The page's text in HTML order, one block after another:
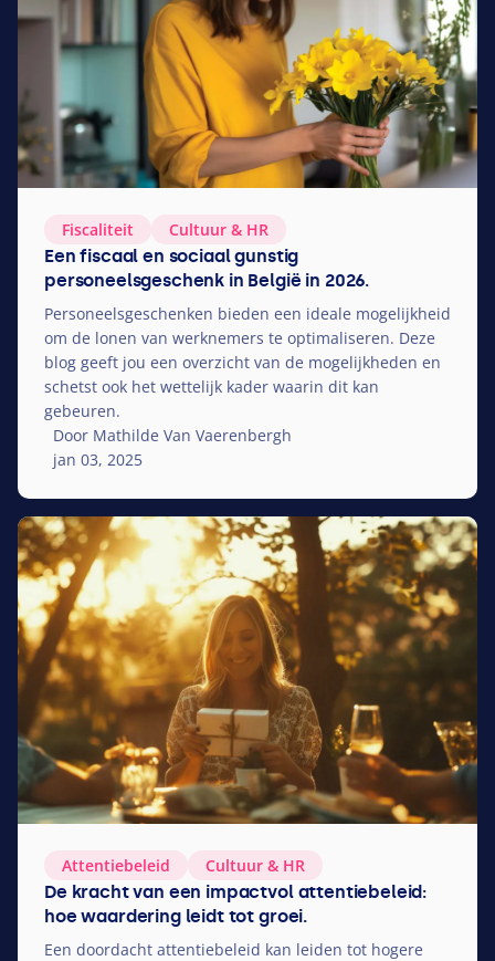
Fiscaliteit Cultuur & HR
Een fiscaal en sociaal gunstig
personeelsgeschenk in België in 2026.
Personeelsgeschenken bieden een ideale mogelijkheid
om de lonen van werknemers te optimaliseren. Deze
blog geeft jou een overzicht van de mogelijkheden en
schetst ook het wettelijk kader waarin dit kan
gebeuren.
Door Mathilde Van Vaerenbergh
jan 03, 2025
Attentiebeleid Cultuur & HR
De kracht van een impactvol attentiebeleid:
hoe waardering leidt tot groei.
Een doordacht attentiebeleid kan leiden tot hogere